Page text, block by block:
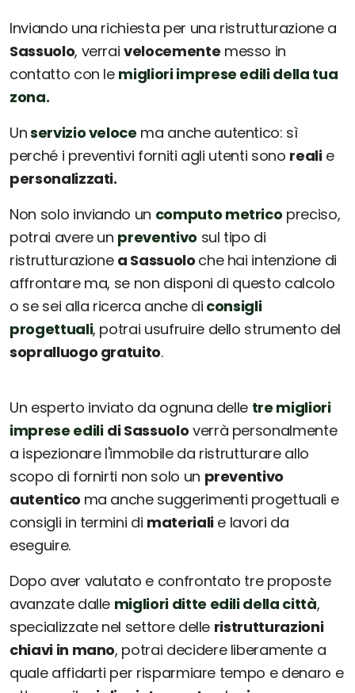
Inviando una richiesta per una ristrutturazione a
Sassuolo, verraivelocemente messo in
contatto con le migliori imprese edili della tua
zona.
Unservizio veloce ma anche autentico: sì
perché i preventivi forniti agli utenti sono realie
personalizzati.
Non solo inviando un computo metrico preciso,
potrai avere un preventivo sul tipo di
ristrutturazione a Sassuolo che hai intenzione di
affrontare ma, se non disponi di questo calcolo
o se sei alla ricerca anche di consigli
progettuali, potrai usufruire dello strumento del
sopralluogo gratuito.
Un esperto inviato da ognuna delle tre migliori
imprese edili di Sassuolo verrà personalmente
a ispezionare l'immobile da ristrutturare allo
scopo di fornirti non solo un preventivo
autentico ma anche suggerimenti progettuali e
consigli in termini di materialie lavori da
eseguire.
Dopo aver valutato e confrontato tre proposte
avanzate dalle migliori ditte edili della città,
specializzate nel settore delle ristrutturazioni
chiavi in mano, potrai decidere liberamente a
quale affidarti per risparmiare tempo e denaro e